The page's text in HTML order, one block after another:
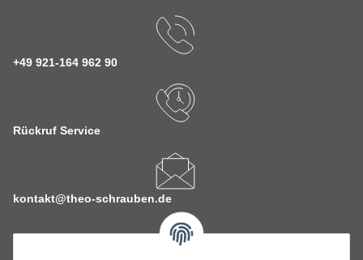
+49 921-164 962 90
Rückruf Service
kontakt@theo-schrauben.de